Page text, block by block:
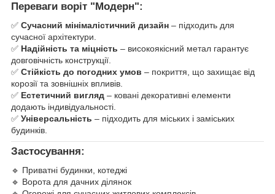
Переваги воріт "Модерн":
✅ Сучасний мінімалістичний дизайн – підходить для
сучасної архітектури.
✅ Надійність та міцність – високоякісний метал гарантує
довговічність конструкції.
✅ Стійкість до погодних умов – покриття, що захищає від
корозії та зовнішніх впливів.
✅ Естетичний вигляд – ковані декоративні елементи
додають індивідуальності.
✅ Універсальність – підходить для міських і заміських
будинків.
Застосування:
🔹 Приватні будинки, котеджі
🔹 Ворота для дачних ділянок